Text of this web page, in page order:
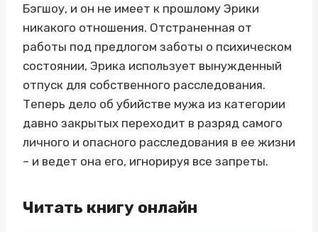
Бэгшоу, и он не имеет к прошлому Эрики
никакого отношения. Отстраненная от
работы под предлогом заботы о психическом
состоянии, Эрика использует вынужденный
отпуск для собственного расследования.
Теперь дело об убийстве мужа из категории
давно закрытых переходит в разряд самого
личного и опасного расследования в ее жизни
– и ведет она его, игнорируя все запреты.
Читать книгу онлайн